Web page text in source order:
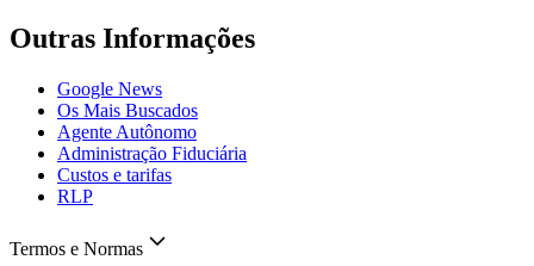
Outras Informações
Google News
Os Mais Buscados
Agente Autônomo
Administração Fiduciária
Custos e tarifas
RLP
Termos e Normas